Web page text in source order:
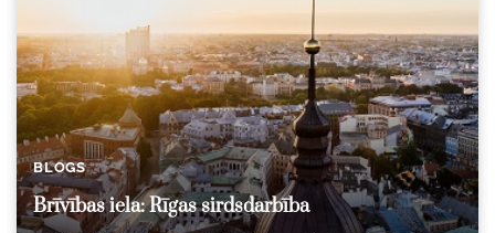
BLOGS
Brīvības iela: Rīgas sirdsdarbība